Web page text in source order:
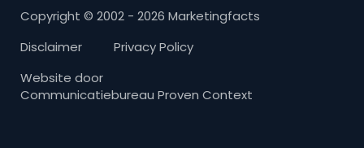
Copyright © 2002 - 2026 Marketingfacts
Disclaimer
Privacy Policy
Website door
Communicatiebureau Proven Context